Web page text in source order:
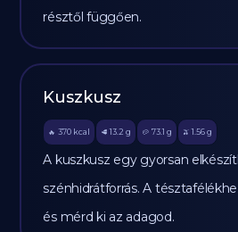
résztől függően.
Kuszkusz
🔥 370 kcal 🥩 13.2 g 🥔 73.1 g 🫒 1.56 g
A kuszkusz egy gyorsan
szénhidrátforrás. A
és mérd ki az adagod.